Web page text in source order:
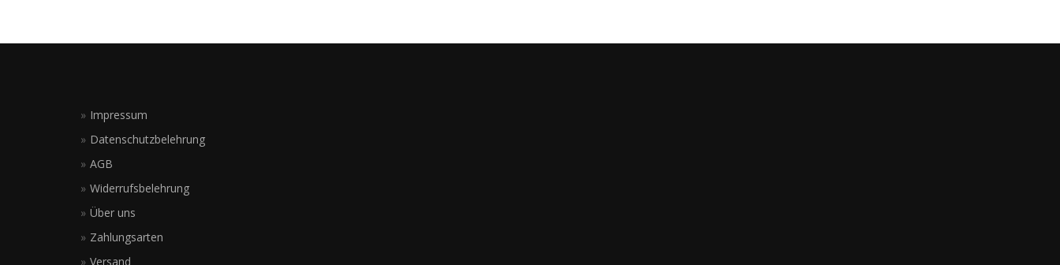
Impressum
Datenschutzbelehrung
AGB
Widerrufsbelehrung
Über uns
Zahlungsarten
Versand